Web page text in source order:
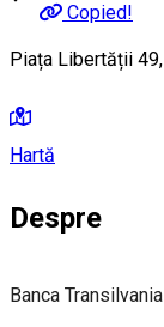
Copied!
Piața Libertății
Hartă
Despre
Banca